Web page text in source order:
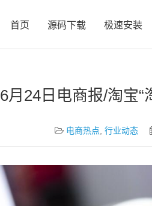
首页 源码下载 极速安装
6月24日电商报/淘宝“
电商热点 行业动态